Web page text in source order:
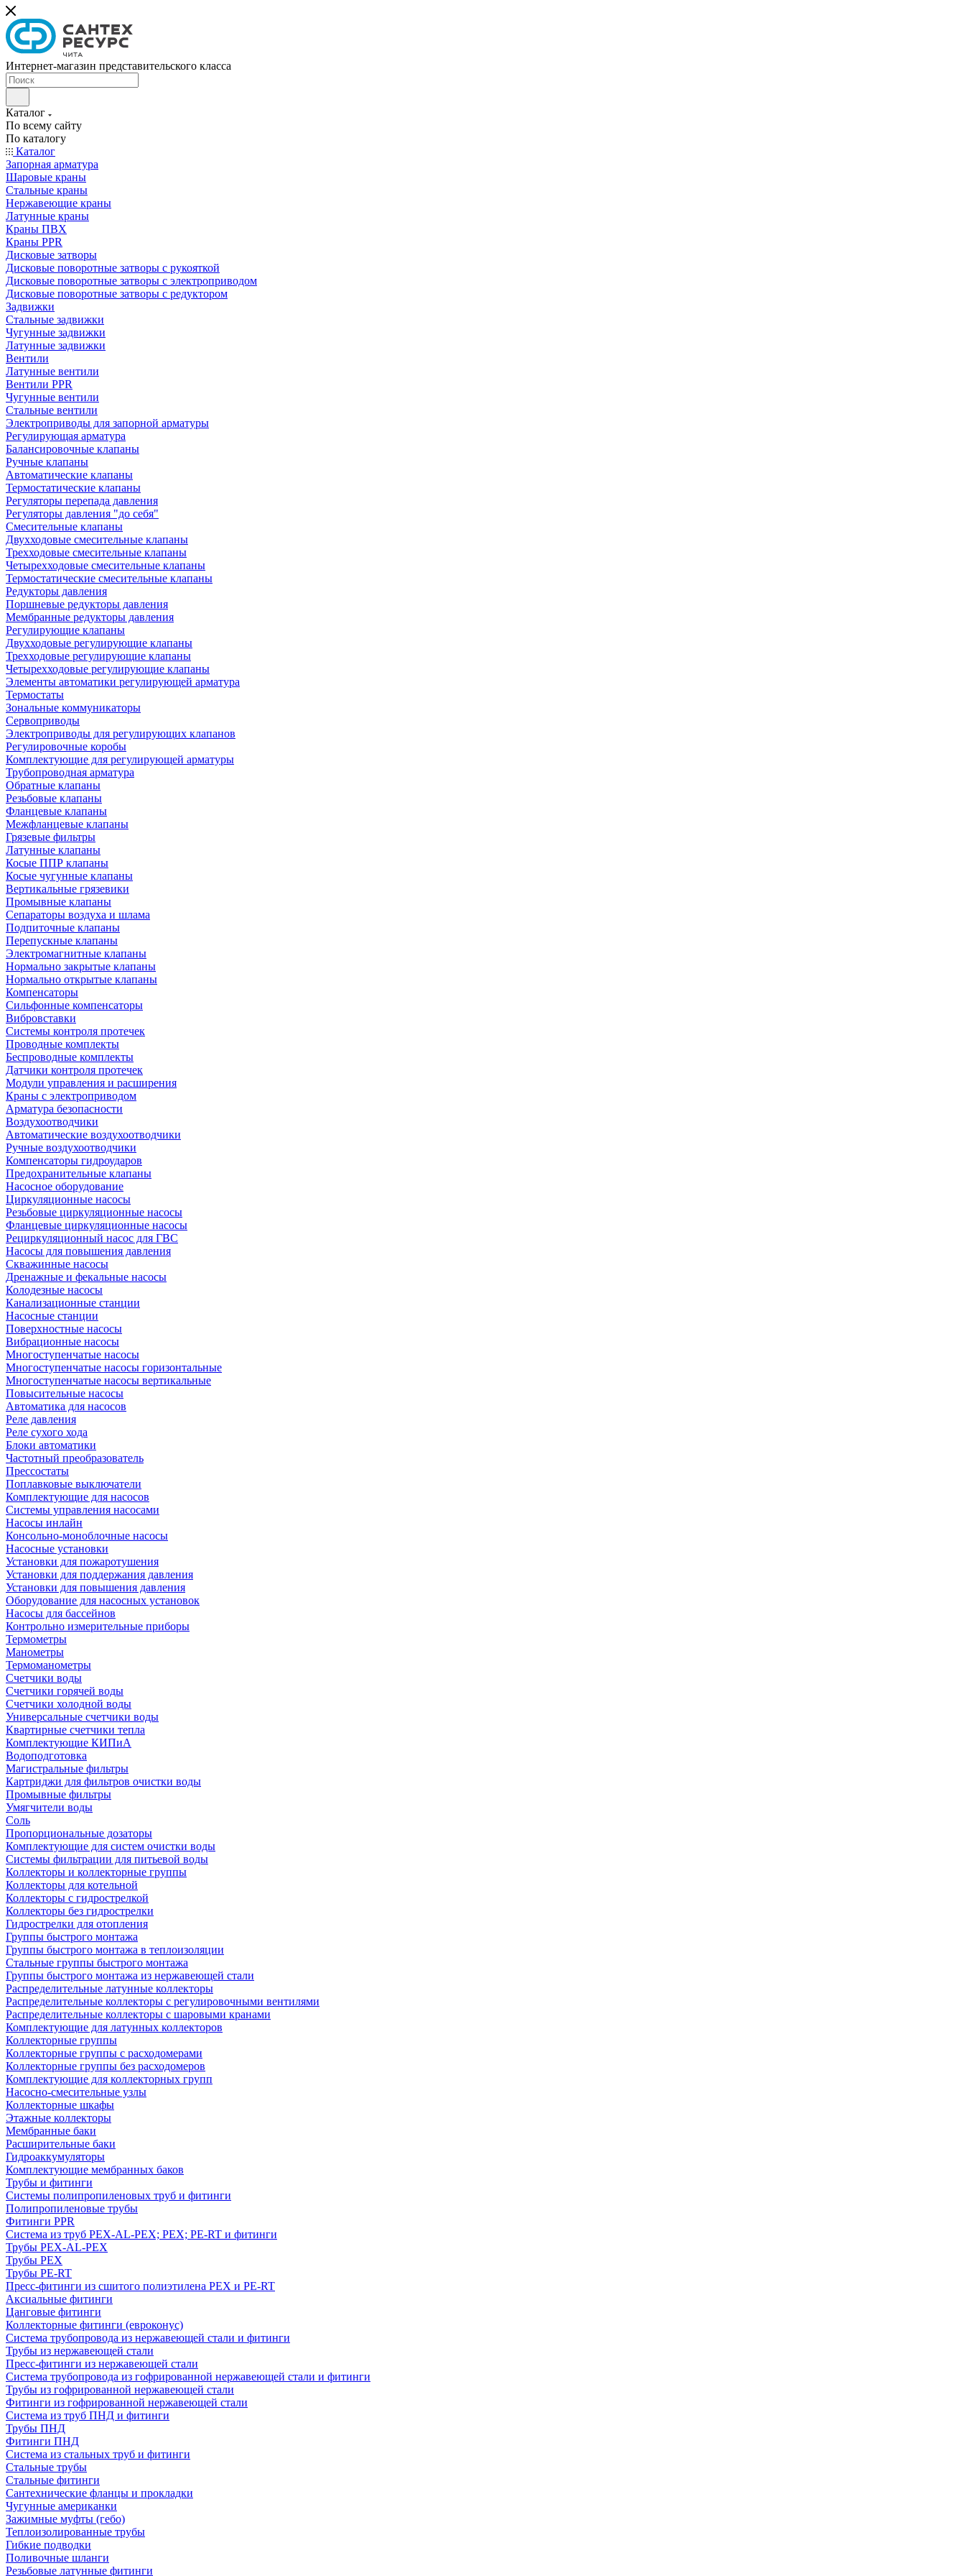
Интернет-магазин представительского класса
Каталог
По всему сайту
По каталогу
Каталог
Запорная арматура
Шаровые краны
Стальные краны
Нержавеющие краны
Латунные краны
Краны ПВХ
Краны PPR
Дисковые затворы
Дисковые поворотные затворы с рукояткой
Дисковые поворотные затворы с электроприводом
Дисковые поворотные затворы с редуктором
Задвижки
Стальные задвижки
Чугунные задвижки
Латунные задвижки
Вентили
Латунные вентили
Вентили PPR
Чугунные вентили
Стальные вентили
Электроприводы для запорной арматуры
Регулирующая арматура
Балансировочные клапаны
Ручные клапаны
Автоматические клапаны
Термостатические клапаны
Регуляторы перепада давления
Регуляторы давления "до себя"
Смесительные клапаны
Двухходовые смесительные клапаны
Трехходовые смесительные клапаны
Четырехходовые смесительные клапаны
Термостатические смесительные клапаны
Редукторы давления
Поршневые редукторы давления
Мембранные редукторы давления
Регулирующие клапаны
Двухходовые регулирующие клапаны
Трехходовые регулирующие клапаны
Четырехходовые регулирующие клапаны
Элементы автоматики регулирующей арматура
Термостаты
Зональные коммуникаторы
Сервоприводы
Электроприводы для регулирующих клапанов
Регулировочные коробы
Комплектующие для регулирующей арматуры
Трубопроводная арматура
Обратные клапаны
Резьбовые клапаны
Фланцевые клапаны
Межфланцевые клапаны
Грязевые фильтры
Латунные клапаны
Косые ППР клапаны
Косые чугунные клапаны
Вертикальные грязевики
Промывные клапаны
Сепараторы воздуха и шлама
Подпиточные клапаны
Перепускные клапаны
Электромагнитные клапаны
Нормально закрытые клапаны
Нормально открытые клапаны
Компенсаторы
Сильфонные компенсаторы
Вибровставки
Системы контроля протечек
Проводные комплекты
Беспроводные комплекты
Датчики контроля протечек
Модули управления и расширения
Краны с электроприводом
Арматура безопасности
Воздухоотводчики
Автоматические воздухоотводчики
Ручные воздухоотводчики
Компенсаторы гидроударов
Предохранительные клапаны
Насосное оборудование
Циркуляционные насосы
Резьбовые циркуляционные насосы
Фланцевые циркуляционные насосы
Рециркуляционный насос для ГВС
Насосы для повышения давления
Скважинные насосы
Дренажные и фекальные насосы
Колодезные насосы
Канализационные станции
Насосные станции
Поверхностные насосы
Вибрационные насосы
Многоступенчатые насосы
Многоступенчатые насосы горизонтальные
Многоступенчатые насосы вертикальные
Повысительные насосы
Автоматика для насосов
Реле давления
Реле сухого хода
Блоки автоматики
Частотный преобразователь
Прессостаты
Поплавковые выключатели
Комплектующие для насосов
Системы управления насосами
Насосы инлайн
Консольно-моноблочные насосы
Насосные установки
Установки для пожаротушения
Установки для поддержания давления
Установки для повышения давления
Оборудование для насосных установок
Насосы для бассейнов
Контрольно измерительные приборы
Термометры
Манометры
Термоманометры
Счетчики воды
Счетчики горячей воды
Счетчики холодной воды
Универсальные счетчики воды
Квартирные счетчики тепла
Комплектующие КИПиА
Водоподготовка
Магистральные фильтры
Картриджи для фильтров очистки воды
Промывные фильтры
Умягчители воды
Соль
Пропорциональные дозаторы
Комплектующие для систем очистки воды
Системы фильтрации для питьевой воды
Коллекторы и коллекторные группы
Коллекторы для котельной
Коллекторы с гидрострелкой
Коллекторы без гидрострелки
Гидрострелки для отопления
Группы быстрого монтажа
Группы быстрого монтажа в теплоизоляции
Стальные группы быстрого монтажа
Группы быстрого монтажа из нержавеющей стали
Распределительные латунные коллекторы
Распределительные коллекторы с регулировочными вентилями
Распределительные коллекторы с шаровыми кранами
Комплектующие для латунных коллекторов
Коллекторные группы
Коллекторные группы с расходомерами
Коллекторные группы без расходомеров
Комплектующие для коллекторных групп
Насосно-смесительные узлы
Коллекторные шкафы
Этажные коллекторы
Мембранные баки
Расширительные баки
Гидроаккумуляторы
Комплектующие мембранных баков
Трубы и фитинги
Системы полипропиленовых труб и фитинги
Полипропиленовые трубы
Фитинги PPR
Система из труб PEX-AL-PEX; PEX; PE-RT и фитинги
Трубы PEX-AL-PEX
Трубы PEX
Трубы PE-RT
Пресс-фитинги из сшитого полиэтилена PEX и PE-RT
Аксиальные фитинги
Цанговые фитинги
Коллекторные фитинги (евроконус)
Система трубопровода из нержавеющей стали и фитинги
Трубы из нержавеющей стали
Пресс-фитинги из нержавеющей стали
Система трубопровода из гофрированной нержавеющей стали и фитинги
Трубы из гофрированной нержавеющей стали
Фитинги из гофрированной нержавеющей стали
Система из труб ПНД и фитинги
Трубы ПНД
Фитинги ПНД
Система из стальных труб и фитинги
Стальные трубы
Стальные фитинги
Сантехнические фланцы и прокладки
Чугунные американки
Зажимные муфты (гебо)
Теплоизолированные трубы
Гибкие подводки
Поливочные шланги
Резьбовые латунные фитинги